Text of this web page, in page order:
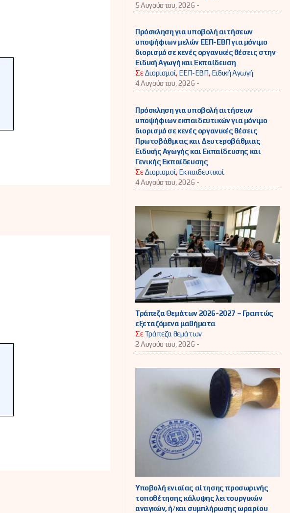
5 Αυγούστου, 2026 -
Πρόσκληση για υποβολή αιτήσεων
υποψήφιων μελών ΕΕΠ-ΕΒΠ για μόνιμο
διορισμό σε κενές οργανικές θέσεις στην
Ειδική Αγωγή και Εκπαίδευση
ΣεΔιορισμοί, ΕΕΠ-ΕΒΠ, Ειδική Αγωγή
4 Αυγούστου, 2026 -
Πρόσκληση για υποβολή αιτήσεων
υποψήφιων εκπαιδευτικών για μόνιμο
διορισμό σε κενές οργανικές θέσεις
Πρωτοβάθμιας και Δευτεροβάθμιας
Ειδικής Αγωγής και Εκπαίδευσης και
Γενικής Εκπαίδευσης
ΣεΔιορισμοί, Εκπαιδευτικοί
4 Αυγούστου, 2026 -
Τράπεζα Θεμάτων 2026-2027 – Γραπτώς
εξεταζόμενα μαθήματα
ΣεΤράπεζα θεμάτων
2 Αυγούστου, 2026 -
Υποβολή ενιαίας αίτησης προσωρινής
τοποθέτησης κάλυψης λειτουργικών
αναγκών, ή/και συμπλήρωσης ωραρίου